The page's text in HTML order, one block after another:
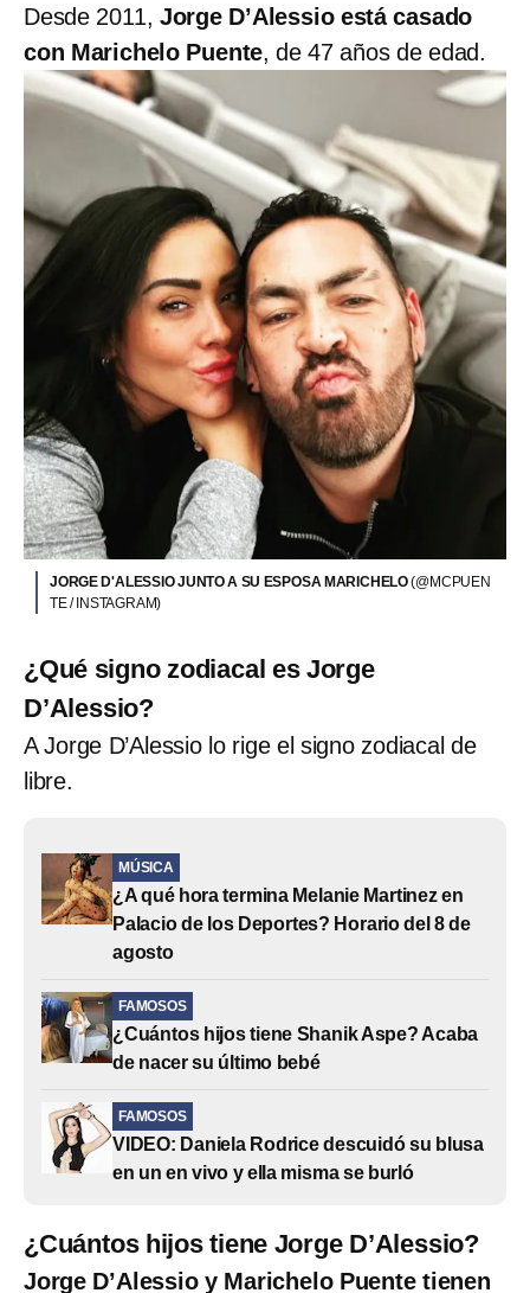
Desde 2011, Jorge D’Alessio está casado
con Marichelo Puente, de 47 años de edad.
JORGE D'ALESSIO JUNTO A SU ESPOSA MARICHELO(@MCPUEN
TE / INSTAGRAM)
¿Qué signo zodiacal es Jorge
D’Alessio?
A Jorge D’Alessio lo rige el signo zodiacal de
libre.
MÚSICA
¿A qué hora termina Melanie Martinez en
Palacio de los Deportes? Horario del 8 de
agosto
FAMOSOS
¿Cuántos hijos tiene Shanik Aspe? Acaba
de nacer su último bebé
FAMOSOS
VIDEO: Daniela Rodrice descuidó su blusa
en un en vivo y ella misma se burló
¿Cuántos hijos tiene Jorge D’Alessio?
Jorge D’Alessio y Marichelo Puente tienen